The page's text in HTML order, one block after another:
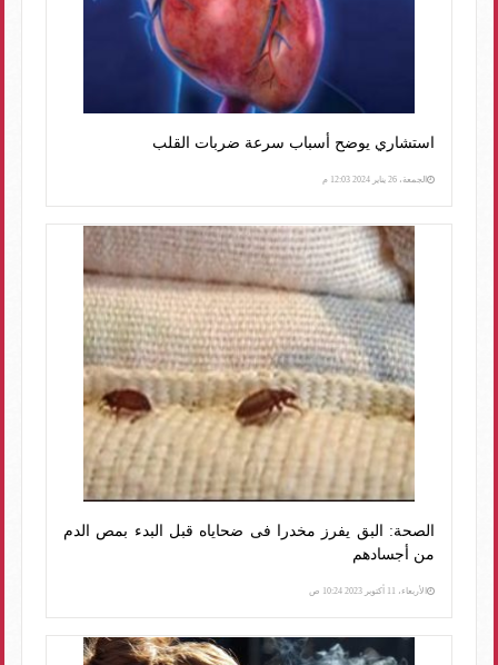
استشاري يوضح أسباب سرعة ضربات القلب
الجمعة، 26 يناير 2024 12:03 م
الصحة: البق يفرز مخدرا فى ضحاياه قبل البدء بمص الدم
من أجسادهم
الأربعاء، 11 أكتوبر 2023 10:24 ص